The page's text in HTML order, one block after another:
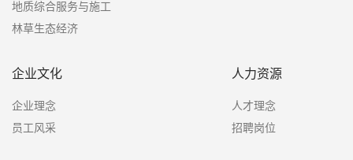
地质综合服务与施工
林草生态经济
企业文化
企业理念
员工风采
人力资源
人才理念
招聘岗位